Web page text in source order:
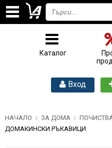
Каталог
Вход
НАЧАЛО ЗА ДОМА
ДОМАКИНСКИ РЪКАВИЦИ